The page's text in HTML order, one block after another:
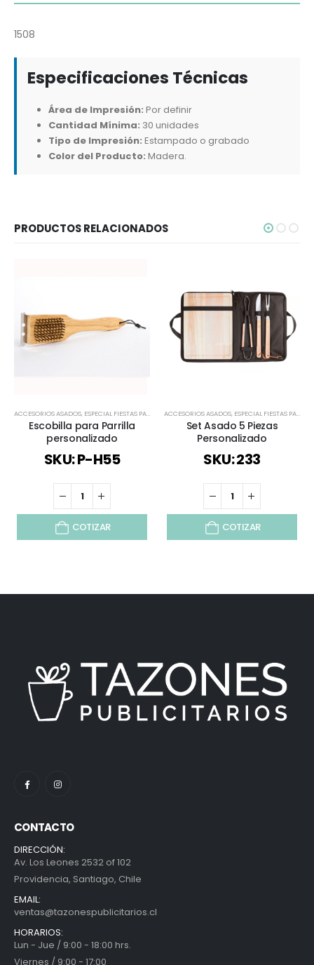
1508
Especificaciones Técnicas
Área de Impresión: Por definir
Cantidad Mínima: 30 unidades
Tipo de Impresión: Estampado o grabado
Color del Producto: Madera.
PRODUCTOS RELACIONADOS
ACCESORIOS ASADOS, ESPECIAL FIESTAS PATRIAS ,HERRAMIENTAS Y SET ,TODOS,VINO Y COCINA
Escobilla para Parrilla
personalizado
SKU: P-H55
COTIZAR
ACCESORIOS ASADOS, ESPECIAL FIESTAS PATRIAS
Set Asado 5 Piezas
Personalizado
SKU: 233
COTIZAR
CONTACTO
DIRECCIÓN:
Av. Los Leones 2532 of 102
Providencia, Santiago, Chile
EMAIL:
ventas@tazonespublicitarios.cl
HORARIOS:
Lun - Jue / 9:00 - 18:00 hrs.
Viernes / 9:00 - 17:00